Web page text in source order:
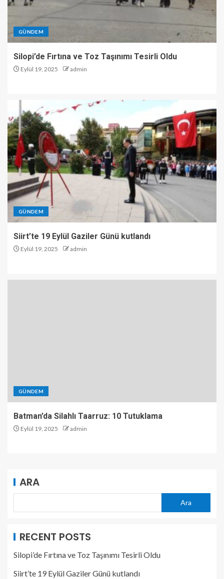
GÜNDEM
Silopi’de Fırtına ve Toz Taşınımı Tesirli Oldu
Eylül 19, 2025 admin
GÜNDEM
Siirt’te 19 Eylül Gaziler Günü kutlandı
Eylül 19, 2025 admin
GÜNDEM
Batman’da Silahlı Taarruz: 10 Tutuklama
Eylül 19, 2025 admin
ARA
Ara
RECENT POSTS
Silopi’de Fırtına ve Toz Taşınımı Tesirli Oldu
Siirt’te 19 Eylül Gaziler Günü kutlandı